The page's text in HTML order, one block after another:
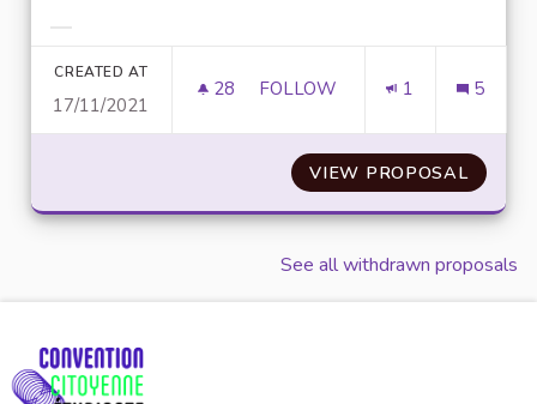
CREATED AT
17/11/2021
28 28 FOLLOWERS
FOLLOW 1 5
VIEW PROPOSAL
See all withdrawn proposals